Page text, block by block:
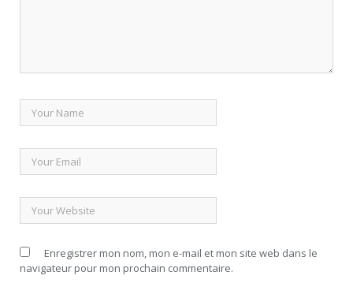
Enregistrer mon nom, mon e-mail et mon site web dans le
navigateur pour mon prochain commentaire.